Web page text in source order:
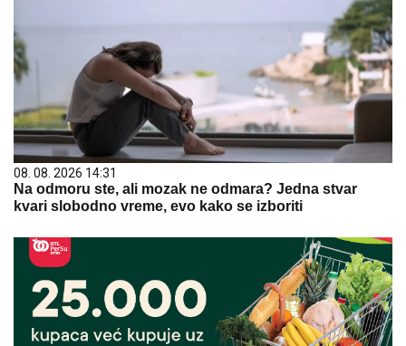
08. 08. 2026 14:31
Na odmoru ste, ali mozak ne odmara? Jedna stvar
kvari slobodno vreme, evo kako se izboriti